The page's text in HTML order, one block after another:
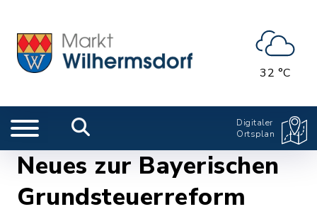
32 °C
Digitaler
Ortsplan
Neues zur Bayerischen
Grundsteuerreform